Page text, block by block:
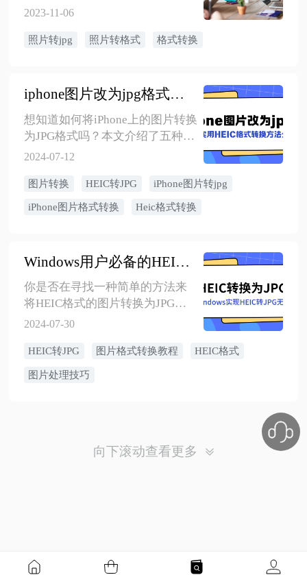
几种简单的方法。文件格式转换
常遇到的话，那么在电脑上安装
2023-11-06
照片转jpg 照片转格式 格式转换
iphone图片改为jpg格式？5种工具轻松解决
想知道如何将iPhone上的图片转换
为JPG格式吗？本文介绍了五种简
单易用的工具，帮助您轻松实现
舟Heic图片格式转换器和其他图
片处理工具，让您的图片更方便
2024-07-12
图片转换 HEIC转JPG iPhone图片转jpg
iPhone图片格式转换 Heic格式转换
Windows用户必备的HEIC转换为JPG的技巧！
你是否在寻找一种简单的方法来
将HEIC格式的图片转换为JPG格
式？在Windows系统中，这里有一
轻松地完成这一任务。无论你是
使用内置工具还是第三方应用程
设备上无缝显示！
2024-07-30
HEIC转JPG 图片格式转换教程 HEIC格式
图片处理技巧
向下滚动查看更多